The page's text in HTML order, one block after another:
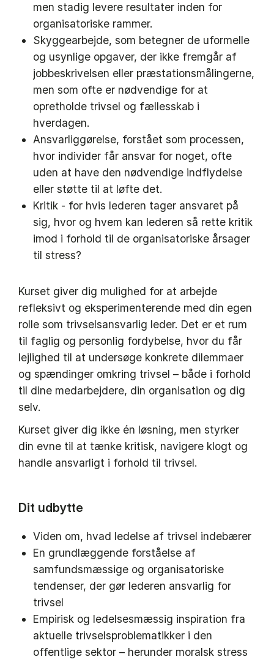
men stadig levere resultater inden for
organisatoriske rammer.
Skyggearbejde, som betegner de uformelle
og usynlige opgaver, der ikke fremgår af
jobbeskrivelsen eller præstationsmålingerne,
men som ofte er nødvendige for at
opretholde trivsel og fællesskab i
hverdagen.
Ansvarliggørelse, forstået som processen,
hvor individer får ansvar for noget, ofte
uden at have den nødvendige indflydelse
eller støtte til at løfte det.
Kritik - for hvis lederen tager ansvaret på
sig, hvor og hvem kan lederen så rette kritik
imod i forhold til de organisatoriske årsager
til stress?
Kurset giver dig mulighed for at arbejde
refleksivt og eksperimenterende med din egen
rolle som trivselsansvarlig leder. Det er et rum
til faglig og personlig fordybelse, hvor du får
lejlighed til at undersøge konkrete dilemmaer
og spændinger omkring trivsel – både i forhold
til dine medarbejdere, din organisation og dig
selv.
Kurset giver dig ikke én løsning, men styrker
din evne til at tænke kritisk, navigere klogt og
handle ansvarligt i forhold til trivsel.
Dit udbytte
Viden om, hvad ledelse af trivsel indebærer
En grundlæggende forståelse af
samfundsmæssige og organisatoriske
tendenser, der gør lederen ansvarlig for
trivsel
Empirisk og ledelsesmæssig inspiration fra
aktuelle trivselsproblematikker i den
offentlige sektor – herunder moralsk stress